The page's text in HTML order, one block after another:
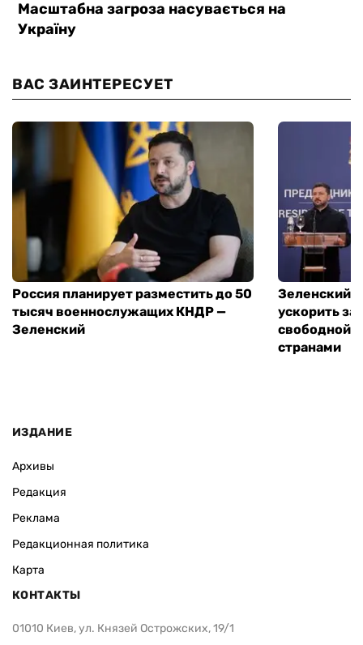
ВАС ЗАИНТЕРЕСУЕТ
Россия планирует разместить до 50
тысяч военнослужащих КНДР —
Зеленский
Зеленский
ускорить
свободной
странами
ИЗДАНИЕ
Архивы
Редакция
Реклама
Редакционная политика
Карта
КОНТАКТЫ
01010 Киев, ул. Князей Острожских, 19/1